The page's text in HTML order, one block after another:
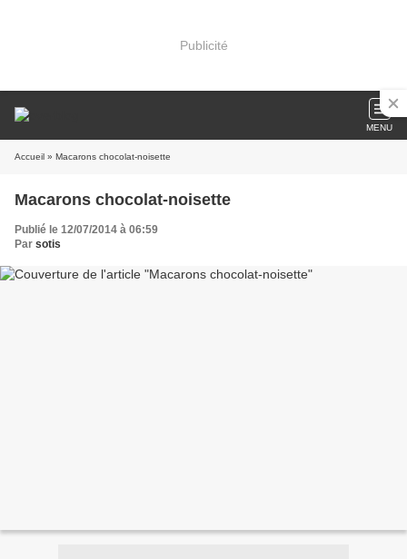
Publicité
MENU
Accueil » Macarons chocolat-noisette
Macarons chocolat-noisette
Publié le 12/07/2014 à 06:59
Par sotis